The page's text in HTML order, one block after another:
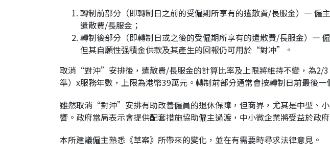
轉制前部分（即轉制日之前的受僱期所享有的遣散費/長服金）—
遣散費/長服金；
轉制後部分（即轉制日或之後的受僱期所享有的遣散費/長服金）—
但其自願性强積金供款及其產生的回報仍可用於“對冲”。
取消“對沖”安排後，遣散費/長服金的計算比率及上限將維持不變，為2/
準）x服務年數，上限為港幣39萬元。轉制前部分通常會按轉制日前最後
雖然取消“對沖”安排有助改善僱員的退休保障，但商界，尤其是中型、
響。政府當局表示會提供配套措施協助僱主過渡，中小微企業將受益於政
本所建議僱主熟悉《草案》所帶來的變化，並在有需要時尋求法律意見。